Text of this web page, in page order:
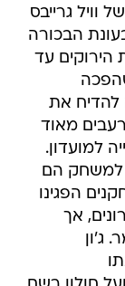
וויל גרייבס
הבכורה
עד
להדיח את
מאוד
למועדון.
למשחק הם
הפגינו
אך
ג'ון